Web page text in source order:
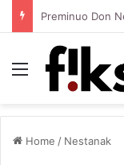
Menu
Home / Nestanak